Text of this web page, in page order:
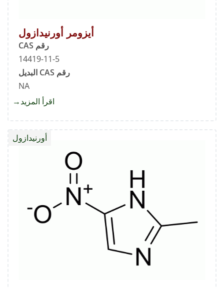
أيزومر أورنيدازول
رقم CAS
14419-11-5
رقم CAS البديل
NA
اقرأ المزيد
أورنيدازول